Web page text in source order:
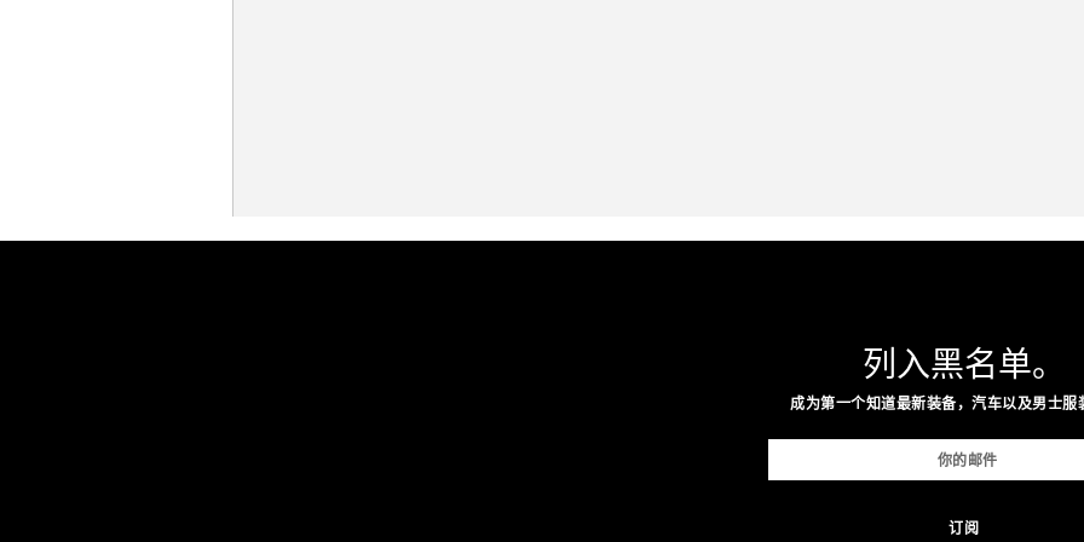
列入黑名单。
成为第一个知道最新装备，汽车以及男士服